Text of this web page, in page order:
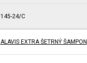
145-24/C
ALAVIS EXTRA ŠETRNÝ ŠAMPON